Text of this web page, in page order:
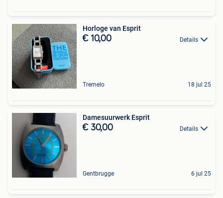
Horloge van Esprit
€ 10,00 Details
Tremelo 18 jul 25
Damesuurwerk Esprit
€ 30,00 Details
Gentbrugge 6 jul 25